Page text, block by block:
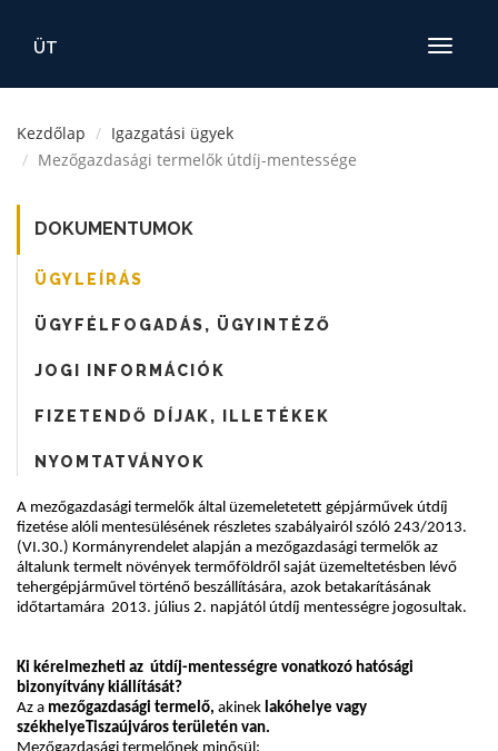
Toggle
ÜT
Kezdőlap
Igazgatási ügyek
Mezőgazdasági termelők útdíj-mentessége
DOKUMENTUMOK
ÜGYLEÍRÁS
ÜGYFÉLFOGADÁS, ÜGYINTÉZŐ
JOGI INFORMÁCIÓK
FIZETENDŐ DÍJAK, ILLETÉKEK
NYOMTATVÁNYOK